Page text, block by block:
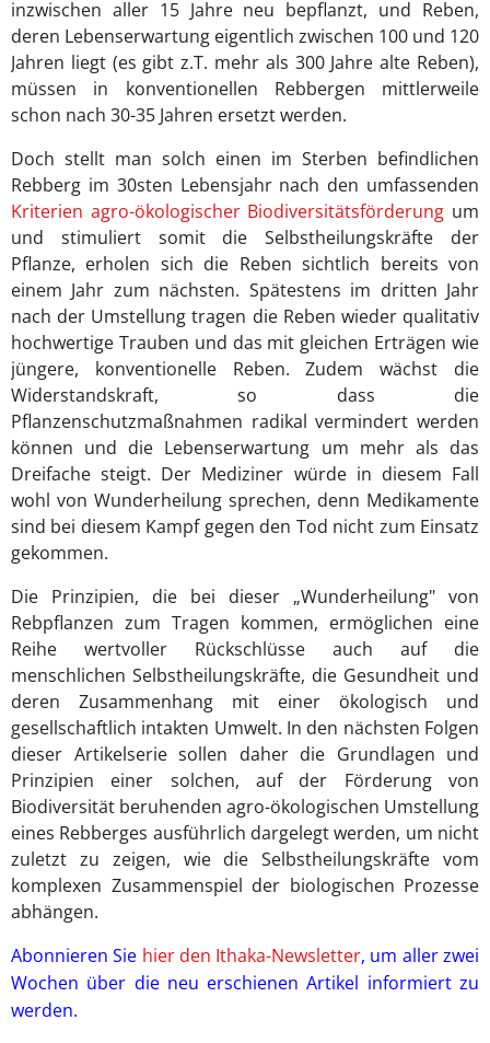
inzwischen aller 15 Jahre neu bepflanzt, und Reben,
deren Lebenserwartung eigentlich zwischen 100 und 120
Jahren liegt (es gibt z.T. mehr als 300 Jahre alte Reben),
müssen in konventionellen Rebbergen mittlerweile
schon nach 30-35 Jahren ersetzt werden.
Doch stellt man solch einen im Sterben befindlichen
Rebberg im 30sten Lebensjahr nach den umfassenden
Kriterien agro-ökologischer Biodiversitätsförderung um
und stimuliert somit die Selbstheilungskräfte der
Pflanze, erholen sich die Reben sichtlich bereits von
einem Jahr zum nächsten. Spätestens im dritten Jahr
nach der Umstellung tragen die Reben wieder qualitativ
hochwertige Trauben und das mit gleichen Erträgen wie
jüngere, konventionelle Reben. Zudem wächst die
Widerstandskraft, so dass die
Pflanzenschutzmaßnahmen radikal vermindert werden
können und die Lebenserwartung um mehr als das
Dreifache steigt. Der Mediziner würde in diesem Fall
wohl von Wunderheilung sprechen, denn Medikamente
sind bei diesem Kampf gegen den Tod nicht zum Einsatz
gekommen.
Die Prinzipien, die bei dieser „Wunderheilung" von
Rebpflanzen zum Tragen kommen, ermöglichen eine
Reihe wertvoller Rückschlüsse auch auf die
menschlichen Selbstheilungskräfte, die Gesundheit und
deren Zusammenhang mit einer ökologisch und
gesellschaftlich intakten Umwelt. In den nächsten Folgen
dieser Artikelserie sollen daher die Grundlagen und
Prinzipien einer solchen, auf der Förderung von
Biodiversität beruhenden agro-ökologischen Umstellung
eines Rebberges ausführlich dargelegt werden, um nicht
zuletzt zu zeigen, wie die Selbstheilungskräfte vom
komplexen Zusammenspiel der biologischen Prozesse
abhängen.
Abonnieren Sie hier den Ithaka-Newsletter, um aller zwei
Wochen über die neu erschienen Artikel informiert zu
werden.